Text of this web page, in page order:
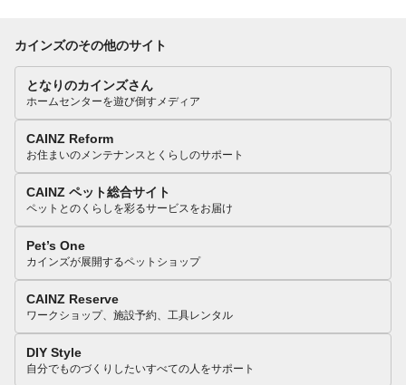
カインズのその他のサイト
となりのカインズさん
ホームセンターを遊び倒すメディア
CAINZ Reform
お住まいのメンテナンスとくらしのサポート
CAINZ ペット総合サイト
ペットとのくらしを彩るサービスをお届け
Pet’s One
カインズが展開するペットショップ
CAINZ Reserve
ワークショップ、施設予約、工具レンタル
DIY Style
自分でものづくりしたいすべての人をサポート